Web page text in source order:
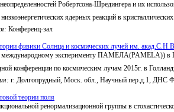
Робертсона-Шредингера и их
ядерных реакций в
Конференц-зал
физики Солнца и космических лучей им.
международному эксперименту ПАМЕЛА(PAMELA)) в
конференции по космическим лучам 2015г. в
г. Долгопрудный, Моск. обл., Научный пер.д.1,
теории поля
ренормализационной группы в